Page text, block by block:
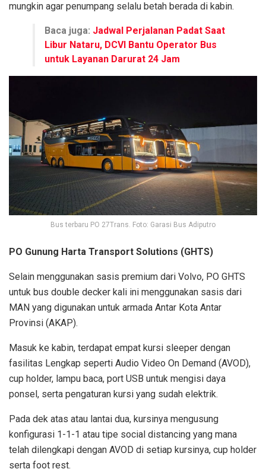
mungkin agar penumpang selalu betah berada di kabin.
Baca juga: Jadwal Perjalanan Padat Saat
Libur Nataru, DCVI Bantu Operator Bus
untuk Layanan Darurat 24 Jam
Bus terbaru PO 27Trans. Foto: Garasi Bus Adiputro
PO Gunung Harta Transport Solutions (GHTS)
Selain menggunakan sasis premium dari Volvo, PO GHTS
untuk bus double decker kali ini menggunakan sasis dari
MAN yang digunakan untuk armada Antar Kota Antar
Provinsi (AKAP).
Masuk ke kabin, terdapat empat kursi sleeper dengan
fasilitas Lengkap seperti Audio Video On Demand (AVOD),
cup holder, lampu baca, port USB untuk mengisi daya
ponsel, serta pengaturan kursi yang sudah elektrik.
Pada dek atas atau lantai dua, kursinya mengusung
konfigurasi 1-1-1 atau tipe social distancing yang mana
telah dilengkapi dengan AVOD di setiap kursinya, cup holder
serta foot rest.